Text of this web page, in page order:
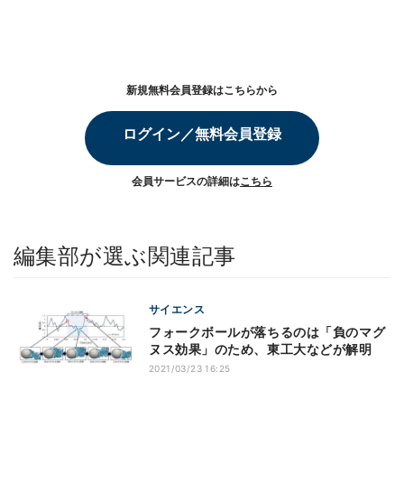
新規無料会員登録はこちらから
ログイン／無料会員登録
会員サービスの詳細はこちら
編集部が選ぶ関連記事
サイエンス
フォークボールが落ちるのは「負のマグ
ヌス効果」のため、東工大などが解明
2021/03/23 16:25